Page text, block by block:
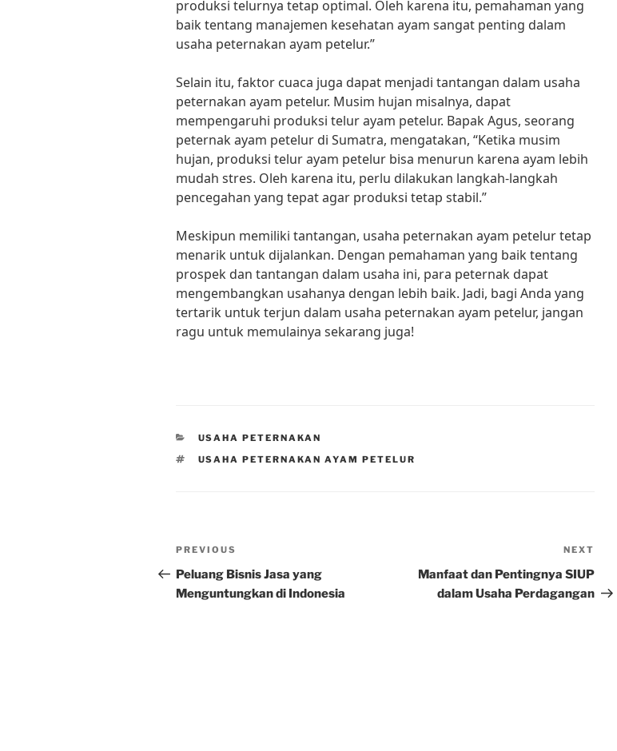
produksi telurnya tetap optimal. Oleh karena itu, pemahaman yang
baik tentang manajemen kesehatan ayam sangat penting dalam
usaha peternakan ayam petelur.”
Selain itu, faktor cuaca juga dapat menjadi tantangan dalam usaha
peternakan ayam petelur. Musim hujan misalnya, dapat
mempengaruhi produksi telur ayam petelur. Bapak Agus, seorang
peternak ayam petelur di Sumatra, mengatakan, “Ketika musim
hujan, produksi telur ayam petelur bisa menurun karena ayam lebih
mudah stres. Oleh karena itu, perlu dilakukan langkah-langkah
pencegahan yang tepat agar produksi tetap stabil.”
Meskipun memiliki tantangan, usaha peternakan ayam petelur tetap
menarik untuk dijalankan. Dengan pemahaman yang baik tentang
prospek dan tantangan dalam usaha ini, para peternak dapat
mengembangkan usahanya dengan lebih baik. Jadi, bagi Anda yang
tertarik untuk terjun dalam usaha peternakan ayam petelur, jangan
ragu untuk memulainya sekarang juga!
CATEGORIES
USAHA PETERNAKAN
TAGS
USAHA PETERNAKAN AYAM PETELUR
Post
navigation
Previous
Post
PREVIOUS
Peluang Bisnis Jasa yang
Menguntungkan di Indonesia
Post
NEXT
Manfaat dan Pentingnya SIUP
dalam Usaha Perdagangan